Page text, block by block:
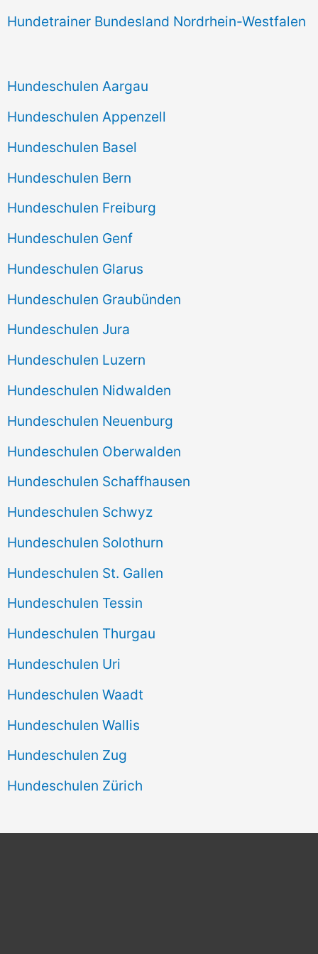
Hundetrainer Bundesland Nordrhein-Westfalen
Hundeschulen Aargau
Hundeschulen Appenzell
Hundeschulen Basel
Hundeschulen Bern
Hundeschulen Freiburg
Hundeschulen Genf
Hundeschulen Glarus
Hundeschulen Graubünden
Hundeschulen Jura
Hundeschulen Luzern
Hundeschulen Nidwalden
Hundeschulen Neuenburg
Hundeschulen Oberwalden
Hundeschulen Schaffhausen
Hundeschulen Schwyz
Hundeschulen Solothurn
Hundeschulen St. Gallen
Hundeschulen Tessin
Hundeschulen Thurgau
Hundeschulen Uri
Hundeschulen Waadt
Hundeschulen Wallis
Hundeschulen Zug
Hundeschulen Zürich